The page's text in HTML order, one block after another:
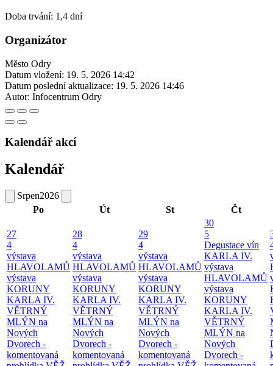
Doba trvání: 1,4 dní
Organizátor
Město Odry
Datum vložení: 19. 5. 2026 14:42
Datum poslední aktualizace: 19. 5. 2026 14:46
Autor: Infocentrum Odry
Kalendář akcí
Kalendář
Srpen2026
Po
Út St Čt
27
4
výstava
HLAVOLAMŮ
výstava
KORUNY
KARLA IV.
VĚTRNÝ
MLÝN na
Nových
Dvorech -
komentovaná
28
4
výstava
HLAVOLAMŮ
výstava
KORUNY
KARLA IV.
VĚTRNÝ
MLÝN na
Nových
Dvorech -
komentovaná
29
4
výstava
HLAVOLAMŮ
výstava
KORUNY
KARLA IV.
VĚTRNÝ
MLÝN na
Nových
Dvorech -
komentovaná
30
5
Degustace vín
KARLA IV.
výstava
HLAVOLAMŮ
výstava
KORUNY
KARLA IV.
VĚTRNÝ
MLÝN na
Nových
Dvorech -